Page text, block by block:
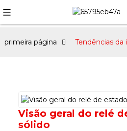
primeira página Tendências da
Visão geral do relé
sólido